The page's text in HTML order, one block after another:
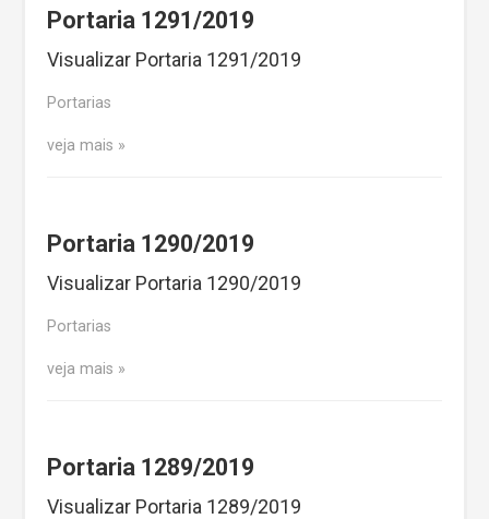
Portaria 1291/2019
Visualizar Portaria 1291/2019
Portarias
veja mais
Portaria 1290/2019
Visualizar Portaria 1290/2019
Portarias
veja mais
Portaria 1289/2019
Visualizar Portaria 1289/2019